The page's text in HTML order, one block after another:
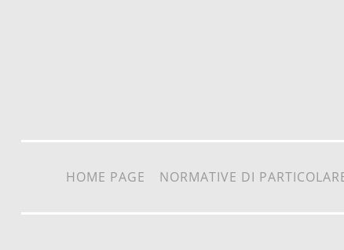
HOME PAGE NORMATIVE DI